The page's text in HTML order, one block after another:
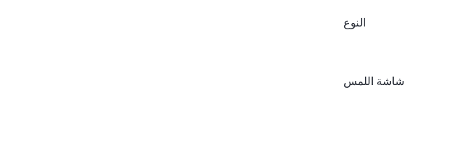
النوع
شاشة اللمس